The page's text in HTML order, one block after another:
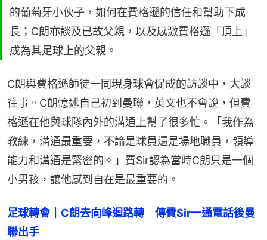
的葡萄牙小伙子，如何在費格遜的信任和幫助下成
長；C朗亦談及已故父親，以及感激費格遜「頂上」
成為其足球上的父親。
C朗與費格遜師徒一同現身球會促成的訪談中，大談
往事。C朗憶述自己初到曼聯，英文也不會說，但費
格遜在他與球隊內外的溝通上幫了很多忙。「我作為
教練，溝通最重要，不論是球員還是場地職員，領導
能力和溝通是緊密的。」費Sir認為當時C朗只是一個
小男孩，讓他感到自在是最重要的。
足球轉會｜C朗去向峰迴路轉　傳費Sir一通電話後曼
聯出手